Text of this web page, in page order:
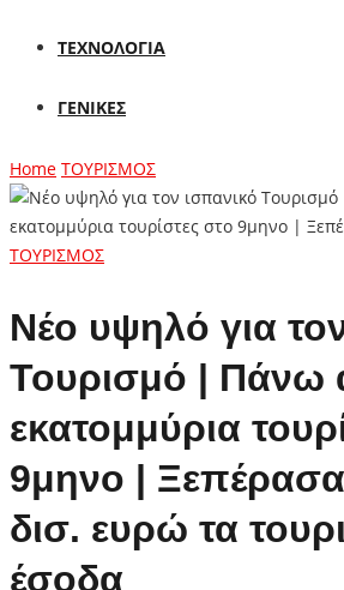
ΤΕΧΝΟΛΟΓΙΑ
ΓΕΝΙΚΕΣ
Home ΤΟΥΡΙΣΜΟΣ
ΤΟΥΡΙΣΜΟΣ
Νέο υψηλό για
Τουρισμό | Πάνω
εκατομμύρια
9μηνο |
δισ. ευρώ τα
έσοδα